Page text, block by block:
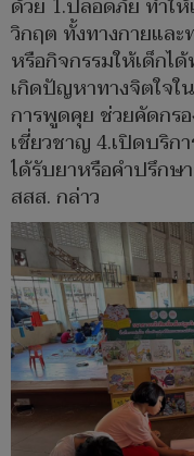
ด้วย 1.ปลอดภัย ทำใ
วิกฤต ทั้งทางกายแล
หรือกิจกรรมให้เด็กไ
เกิดปัญหาทางจิตใจใ
การพูดคุย ช่วยคัดกร
เชี่ยวชาญ 4.เปิดบริก
ได้รับยาหรือคำปรึกษ
สสส. กล่าว